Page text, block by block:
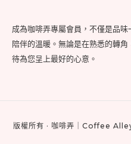
成為咖啡弄專屬會員，不僅是品
陪伴的溫暖。無論是在熟悉的轉
待為您呈上最好的心意。
版權所有 · 咖啡弄｜Coffee